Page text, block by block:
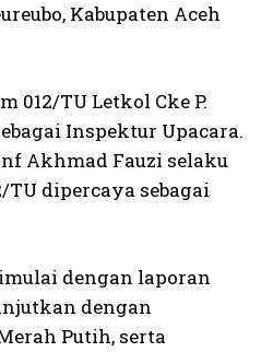
Kabupaten Aceh
012/TU Letkol Cke P.
Inspektur Upacara.
Akhmad Fauzi selaku
TU dipercaya sebagai
dengan laporan
dengan
Putih, serta